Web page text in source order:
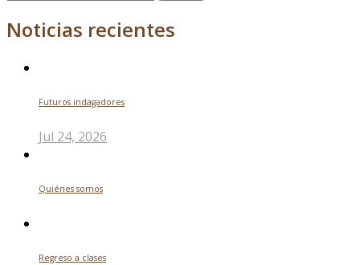
Noticias recientes
Futuros indagadores
Jul 24, 2026
Quiénes somos
Regreso a clases